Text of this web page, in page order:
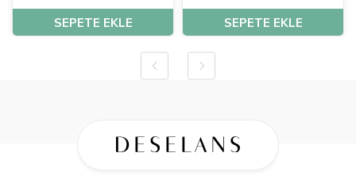
SEPETE EKLE SEPETE EKLE